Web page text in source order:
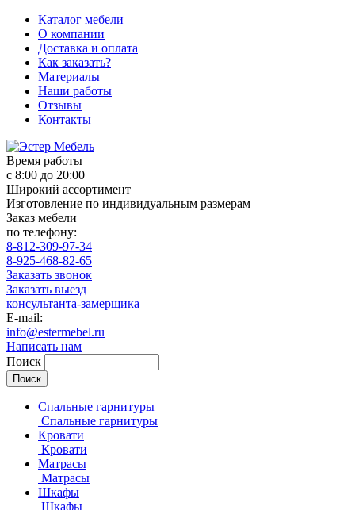
Каталог мебели
О компании
Доставка и оплата
Как заказать?
Материалы
Наши работы
Отзывы
Контакты
Время работы
с 8:00 до 20:00
Широкий ассортимент
Изготовление по индивидуальным размерам
Заказ мебели
по телефону:
8-812-309-97-34
8-925-468-82-65
Заказать звонок
Заказать выезд
консультанта-замерщика
E-mail:
info@estermebel.ru
Написать нам
Поиск
Спальные гарнитуры
Спальные гарнитуры
Кровати
Кровати
Матрасы
Матрасы
Шкафы
Шкафы